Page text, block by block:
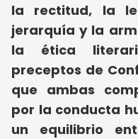
la rectitud, la
jerarquía y la
la ética
preceptos de
que ambas
por la conducta
un equilibrio